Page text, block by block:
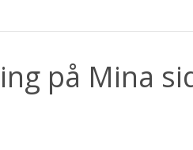
på Mina